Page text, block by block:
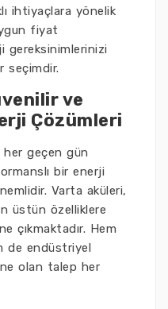
ihtiyaçlara yönelik
fiyat
gereksinimlerinizi
seçimdir.
ve
Çözümleri
her geçen gün
bir enerji
Varta aküleri,
üstün özelliklere
çıkmaktadır. Hem
de endüstriyel
olan talep her